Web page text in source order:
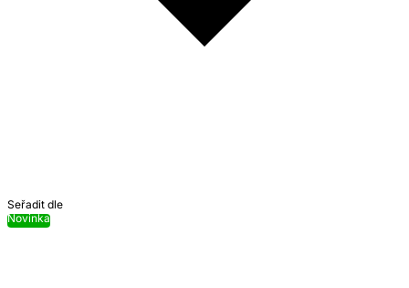
Seřadit dle
Novinka